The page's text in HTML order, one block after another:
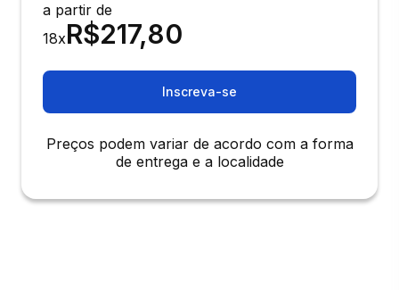
a partir de
18xR$217,80
Inscreva-se
Preços podem variar de acordo com a forma
de entrega e a localidade